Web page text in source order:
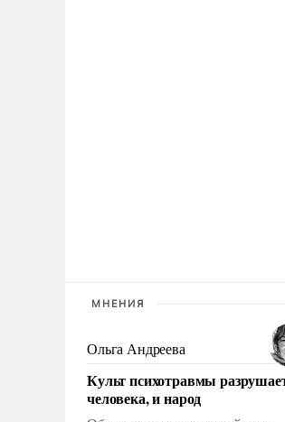
МНЕНИЯ
Ольга Андреева
Культ психотравмы
человека, и народ